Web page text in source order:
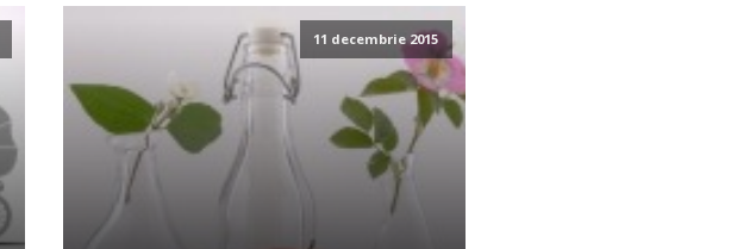
11 decembrie 2015